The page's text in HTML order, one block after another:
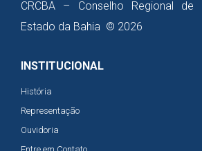
CRCBA – Conselho Regional de
Estado da Bahia © 2026
INSTITUCIONAL
História
Representação
Ouvidoria